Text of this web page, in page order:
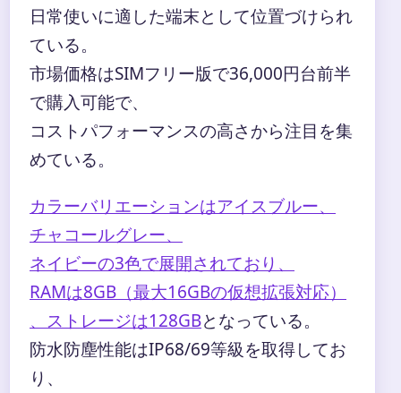
日常使いに適した端末として位置づけられ
ている。
市場価格はSIMフリー版で36,000円台前半
で購入可能で、
コストパフォーマンスの高さから注目を集
めている。
カラーバリエーションはアイスブルー、
チャコールグレー、
ネイビーの3色で展開されており、
RAMは8GB（最大16GBの仮想拡張対応）
、ストレージは128GBとなっている。
防水防塵性能はIP68/69等級を取得してお
り、